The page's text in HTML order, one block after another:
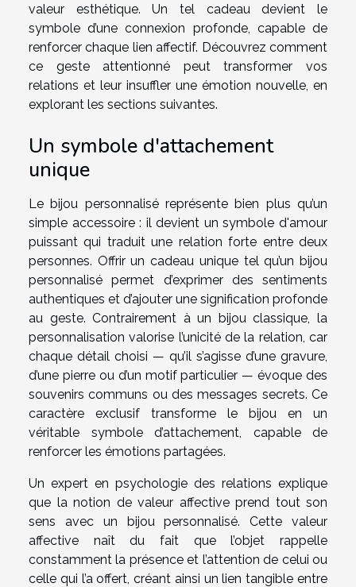
valeur esthétique. Un tel cadeau devient le
symbole d’une connexion profonde, capable de
renforcer chaque lien affectif. Découvrez comment
ce geste attentionné peut transformer vos
relations et leur insuffler une émotion nouvelle, en
explorant les sections suivantes.
Un symbole d'attachement
unique
Le bijou personnalisé représente bien plus qu’un
simple accessoire : il devient un symbole d'amour
puissant qui traduit une relation forte entre deux
personnes. Offrir un cadeau unique tel qu’un bijou
personnalisé permet d’exprimer des sentiments
authentiques et d’ajouter une signification profonde
au geste. Contrairement à un bijou classique, la
personnalisation valorise l’unicité de la relation, car
chaque détail choisi — qu’il s’agisse d’une gravure,
d’une pierre ou d’un motif particulier — évoque des
souvenirs communs ou des messages secrets. Ce
caractère exclusif transforme le bijou en un
véritable symbole d’attachement, capable de
renforcer les émotions partagées.
Un expert en psychologie des relations explique
que la notion de valeur affective prend tout son
sens avec un bijou personnalisé. Cette valeur
affective naît du fait que l’objet rappelle
constamment la présence et l’attention de celui ou
celle qui l’a offert, créant ainsi un lien tangible entre